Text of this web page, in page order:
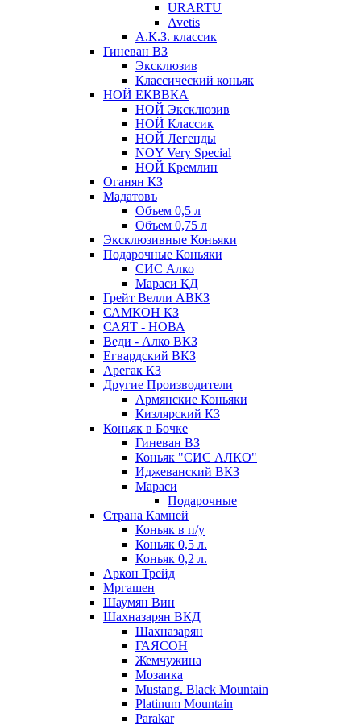
URARTU
Avetis
А.К.З. классик
Гиневан ВЗ
Эксклюзив
Классический коньяк
НОЙ ЕКВВКА
НОЙ Эксклюзив
НОЙ Классик
НОЙ Легенды
NOY Very Speсial
НОЙ Кремлин
Оганян КЗ
Мадатовъ
Объем 0,5 л
Объем 0,75 л
Эксклюзивные Коньяки
Подарочные Коньяки
СИС Алко
Мараси КД
Грейт Велли АВКЗ
САМКОН КЗ
САЯТ - НОВА
Веди - Алко ВКЗ
Егвардский ВКЗ
Арегак КЗ
Другие Производители
Армянские Коньяки
Кизлярский КЗ
Коньяк в Бочке
Гиневан ВЗ
Коньяк "СИС АЛКО"
Иджеванский ВКЗ
Мараси
Подарочные
Страна Камней
Коньяк в п/у
Коньяк 0,5 л.
Коньяк 0,2 л.
Аркон Трейд
Мргашен
Шаумян Вин
Шахназарян ВКД
Шахназарян
ГАЯСОН
Жемчужина
Мозаика
Mustang. Black Mountain
Platinum Mountain
Parakar